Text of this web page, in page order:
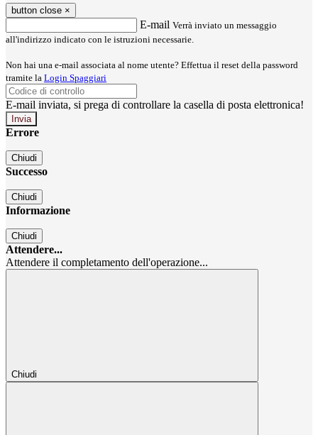
button close ×
E-mail Verrà inviato un messaggio
all'indirizzo indicato con le istruzioni necessarie.
Non hai una e-mail associata al nome utente? Effettua il reset della password
tramite la Login Spaggiari
E-mail inviata, si prega di controllare la casella di posta elettronica!
Errore
Chiudi
Successo
Chiudi
Informazione
Chiudi
Attendere...
Attendere il completamento dell'operazione...
Chiudi